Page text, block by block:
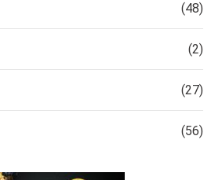
(48)
(2)
(27)
(56)